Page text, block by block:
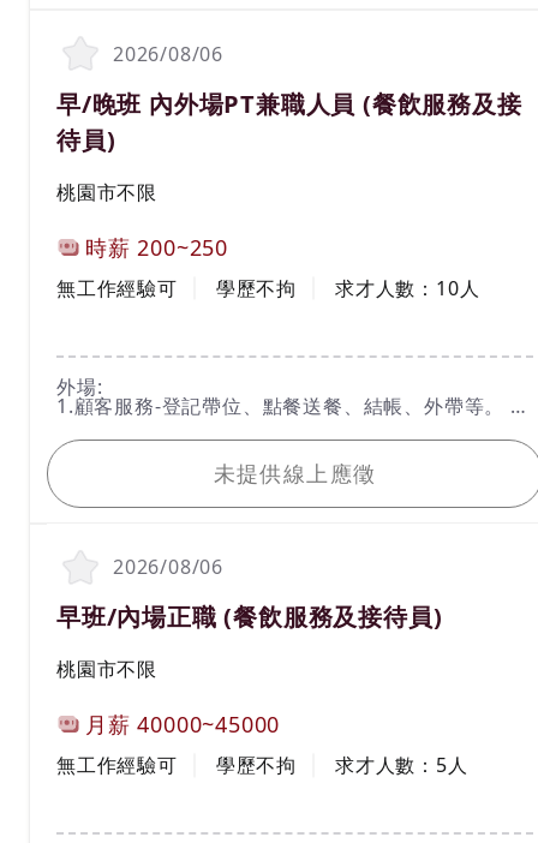
2026/08/06
職務名稱(職業類別)
早/晚班 內外場PT兼職人員 (餐飲服務及接
待員)
桃園市不限
時薪 200~250
工作經驗
無工作經驗可 學歷不拘 求才人數： 10人
工作內容
外場:
1.顧客服務-登記帶位、點餐送餐、結帳、外帶等。
3.電腦輸入顧客點選餐點、送單。
4.擺設餐具、撤桌、撤餐車。
5.維持環境乾淨整潔。
完成主管交辦事項。
2.食材前置處理(洗菜、切菜、煮飯等) 。
3.各式鍋類擺盤、餐點製作、外帶。
4.餐具清洗及設備保養。
維持工作區域乾淨整潔。
***另有夜間津貼(每月另有時數獎金及紅利獎金)***
我要應徵
未提供線上應徵
2026/08/06
職務名稱(職業類別)
早班/內場正職 (餐飲服務及接待員)
桃園市不限
月薪 40000~45000
無工作經驗可 學歷不拘 求才人數： 5人